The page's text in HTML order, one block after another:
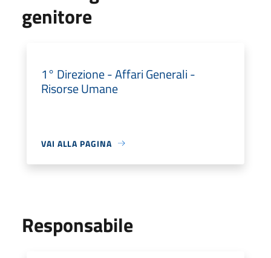
genitore
1° Direzione - Affari Generali -
Risorse Umane
VAI ALLA PAGINA
Responsabile